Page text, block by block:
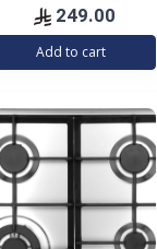
شعلات KNGC6060249.00
Add to cart